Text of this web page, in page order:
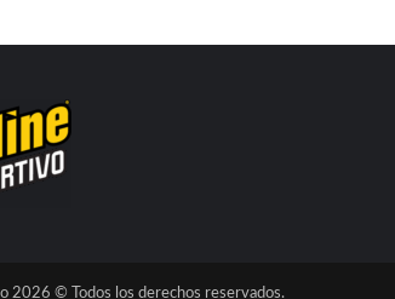
2026 © Todos los derechos reservados.